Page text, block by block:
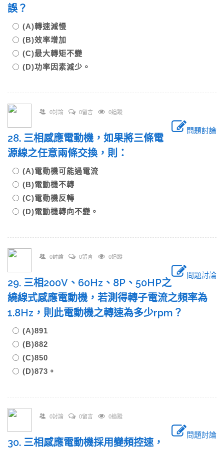
誤？
(A)轉速減慢
(B)效率增加
(C)最大轉矩不變
(D)功率因素減少。
0討論 0留言 0追蹤
問題討論
28. 三相感應電動機，如果將三條電
源線之任意兩條交換，則：
(A)電動機可能過電流
(B)電動機不轉
(C)電動機反轉
(D)電動機轉向不變。
0討論 0留言 0追蹤
問題討論
29. 三相200V、60Hz、8P、50HP之
繞線式感應電動機，若測得轉子電流之頻率為
1.8Hz，則此電動機之轉速為多少rpm？
(A)891
(B)882
(C)850
(D)873。
0討論 0留言 0追蹤
問題討論
30. 三相感應電動機採用變頻控速，